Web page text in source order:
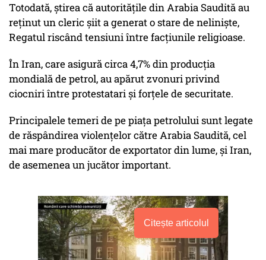
Totodată, ştirea că autorităţile din Arabia Saudită au
reţinut un cleric şiit a generat o stare de nelinişte,
Regatul riscând tensiuni între facţiunile religioase.
În Iran, care asigură circa 4,7% din producţia
mondială de petrol, au apărut zvonuri privind
ciocniri între protestatari şi forţele de securitate.
Principalele temeri de pe piaţa petrolului sunt legate
de răspândirea violenţelor către Arabia Saudită, cel
mai mare producător de exportator din lume, şi Iran,
de asemenea un jucător important.
Citește articolul